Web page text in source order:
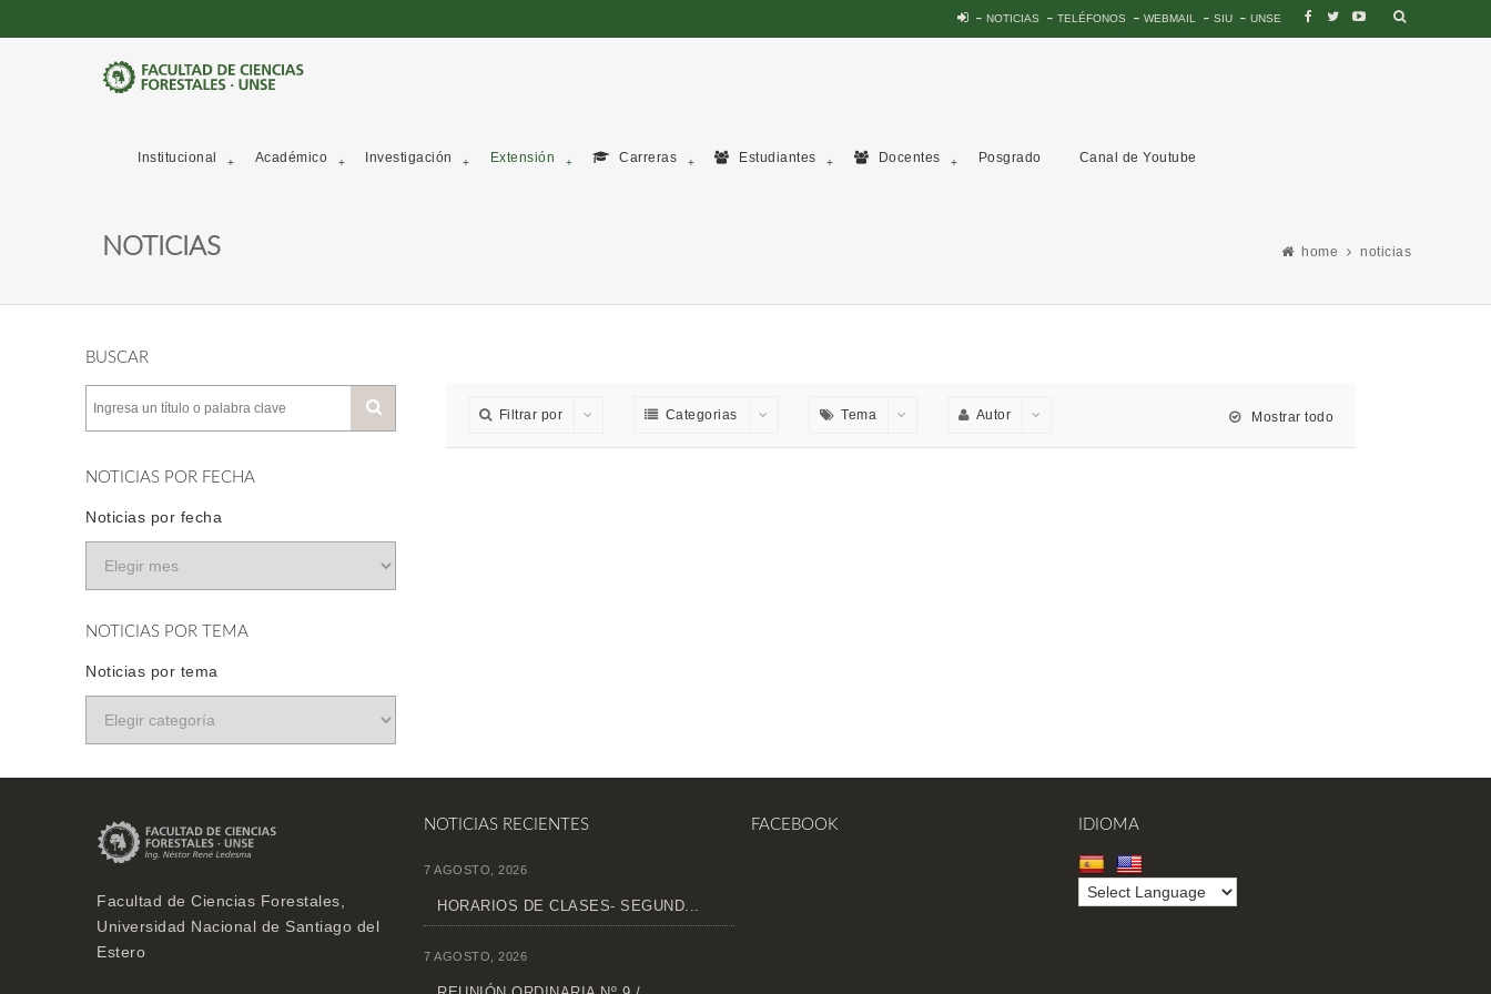
NOTICIAS TELÉFONOS WEBMAIL SIU UNSE
Institucional Académico Investigación Extensión Carreras Estudiantes Docentes Posgrado Canal de Youtube
NOTICIAS home noticias
BUSCAR
NOTICIAS POR FECHA
Noticias por fecha
NOTICIAS POR TEMA
Noticias por tema
Filtrar por Categorias Tema Autor Mostrar todo
Facultad de Ciencias Forestales,
Universidad Nacional de Santiago del
Estero
NOTICIAS RECIENTES
7 AGOSTO, 2026
HORARIOS DE CLASES- SEGUND...
7 AGOSTO, 2026
FACEBOOK IDIOMA